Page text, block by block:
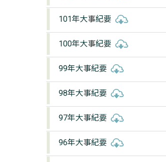
101年大事紀要
100年大事紀要
99年大事紀要
98年大事紀要
97年大事紀要
96年大事紀要